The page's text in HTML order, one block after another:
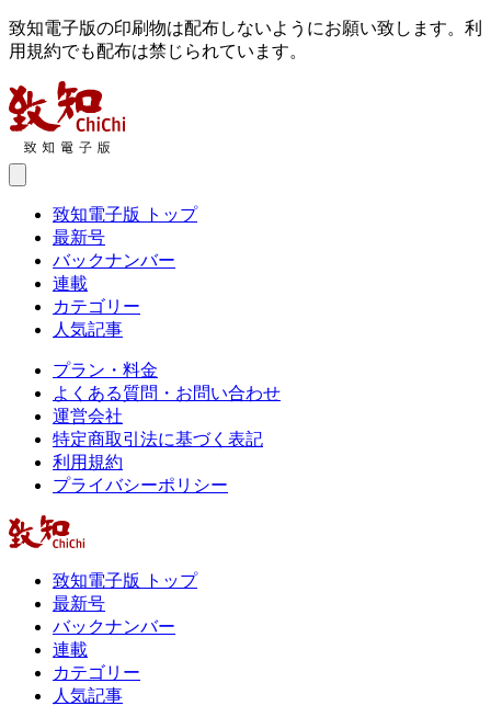
致知電子版の印刷物は配布しないようにお願い致します。利
用規約でも配布は禁じられています。
致知電子版 トップ
最新号
バックナンバー
連載
カテゴリー
人気記事
プラン・料金
よくある質問・お問い合わせ
運営会社
特定商取引法に基づく表記
利用規約
プライバシーポリシー
致知電子版 トップ
最新号
バックナンバー
連載
カテゴリー
人気記事